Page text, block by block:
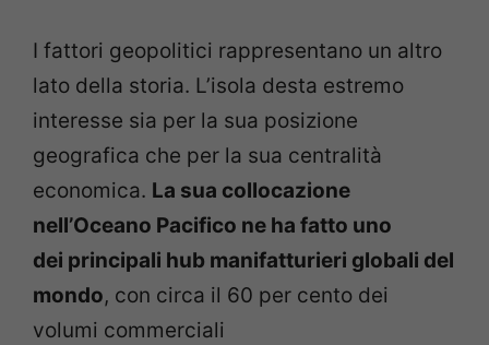
I fattori geopolitici rappresentano un altro
lato della storia. L’isola desta estremo
interesse sia per la sua posizione
geografica che per la sua centralità
economica. La sua collocazione
nell’Oceano Pacifico ne ha fatto uno
dei principali hub manifatturieri globali del
mondo, con circa il 60 per cento dei
volumi commerciali